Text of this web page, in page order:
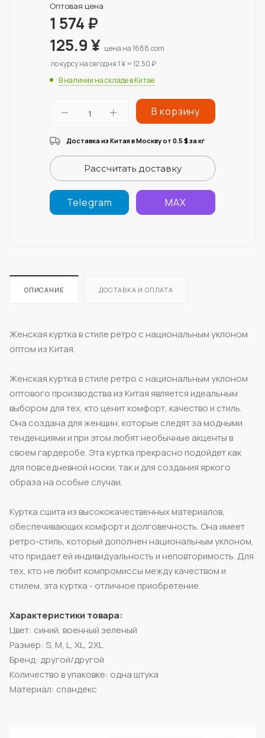
Оптовая цена
1 574₽
125.9¥ цена на 1688.com
по курсу на сегодня 1 ¥ = 12.50 ₽
В наличии на складе в Китае
В корзину
Доставка из Китая в Москву от 0.5 $за кг
Рассчитать доставку
Telegram MAX
ОПИСАНИЕ ДОСТАВКА И ОПЛАТА
Женская куртка в стиле ретро с национальным уклоном
оптом из Китая.
Женская куртка в стиле ретро с национальным уклоном
оптового производства из Китая является идеальным
выбором для тех, кто ценит комфорт, качество и стиль.
Она создана для женщин, которые следят за модными
тенденциями и при этом любят необычные акценты в
своем гардеробе. Эта куртка прекрасно подойдет как
для повседневной носки, так и для создания яркого
образа на особые случаи.
Куртка сшита из высококачественных материалов,
обеспечивающих комфорт и долговечность. Она имеет
ретро-стиль, который дополнен национальным уклоном,
что придает ей индивидуальность и неповторимость. Для
тех, кто не любит компромиссы между качеством и
стилем, эта куртка - отличное приобретение.
Характеристики товара:
Цвет: синий, военный зеленый
Размер: S, M, L, XL, 2XL
Бренд: другой/другой
Количество в упаковке: одна штука
Материал: спандекс